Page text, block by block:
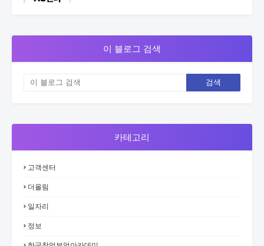
이 블로그 검색
카테고리
고객센터
더올림
일자리
정보